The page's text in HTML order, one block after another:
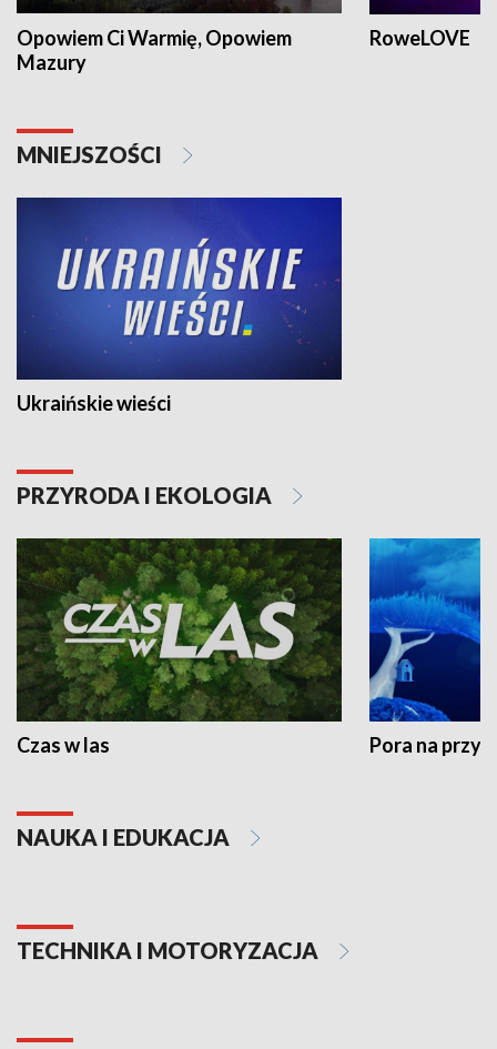
Opowiem Ci Warmię, Opowiem
Mazury
RoweLOVE
MNIEJSZOŚCI
Ukraińskie wieści
PRZYRODA I EKOLOGIA
Czas w las Pora na
NAUKA I EDUKACJA
TECHNIKA I MOTORYZACJA